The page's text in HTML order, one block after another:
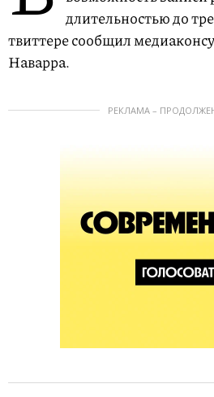
длительностью до
твиттере сообщил
Наварра.
РЕКЛАМА –